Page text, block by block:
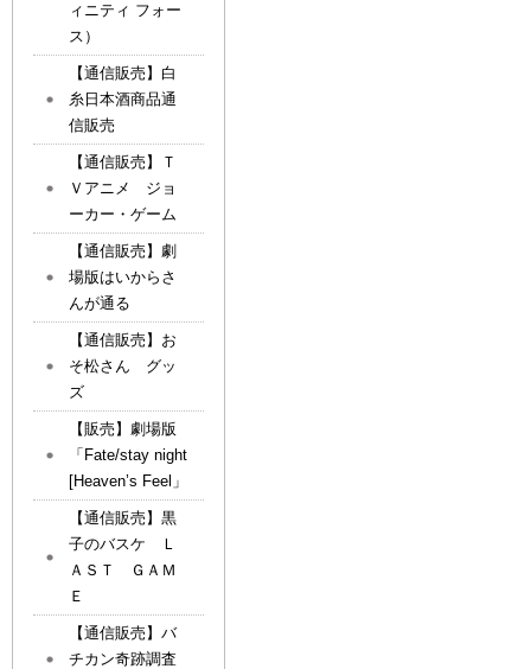
ィニティ フォー
ス）
【通信販売】白
糸日本酒商品通
信販売
【通信販売】Ｔ
Ｖアニメ ジョ
ーカー・ゲーム
【通信販売】劇
場版はいからさ
んが通る
【通信販売】お
そ松さん グッ
ズ
【販売】劇場版
「Fate/stay night
[Heaven’s Feel」
【通信販売】黒
子のバスケ Ｌ
ＡＳＴ ＧＡＭ
Ｅ
【通信販売】バ
チカン奇跡調査